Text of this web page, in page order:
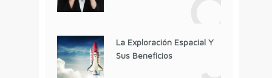
La Exploración Espacial Y
Sus Beneficios